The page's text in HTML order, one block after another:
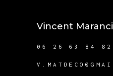
Vincent Maranci
06 26 63 84 82